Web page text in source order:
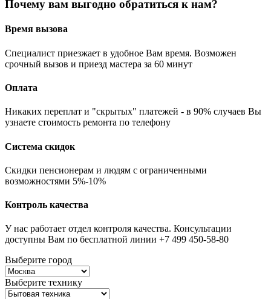
Почему вам выгодно обратиться к нам?
Время вызова
Специалист приезжает в удобное Вам время. Возможен
срочный вызов и приезд мастера за 60 минут
Оплата
Никаких переплат и "скрытых" платежей - в 90% случаев Вы
узнаете стоимость ремонта по телефону
Система скидок
Скидки пенсионерам и людям с ограниченными
возможностями 5%-10%
Контроль качества
У нас работает отдел контроля качества. Консультации
доступны Вам по бесплатной линии +7 499 450-58-80
Выберите город
Выберите технику